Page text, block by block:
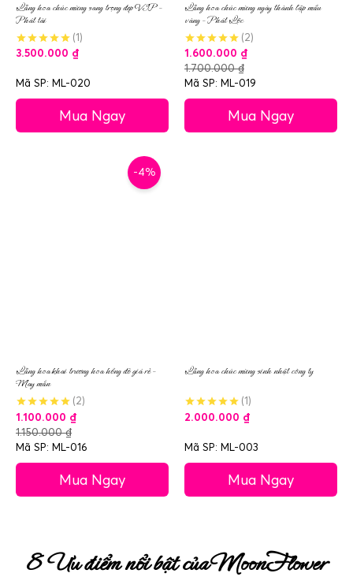
Lẵng hoa chúc mừng sang trọng đẹp VIP –
Phát tài
(1)
3.500.000 ₫
Mã SP: ML-020
Mua Ngay
Lẵng hoa chúc mừng ngày thành lập mầu
vàng – Phát Lộc
(2)
1.600.000 ₫
1.700.000₫
Mã SP: ML-019
Mua Ngay
-4%
Lẵng hoa khai trương hoa hồng đỏ giá rẻ –
May mắn
(2)
1.100.000 ₫
1.150.000₫
Mã SP: ML-016
Mua Ngay
Lẵng hoa chúc mừng sinh nhật công ty
(1)
2.000.000 ₫
Mã SP: ML-003
Mua Ngay
8 Ưu điểm nổi bật của MoonFlower